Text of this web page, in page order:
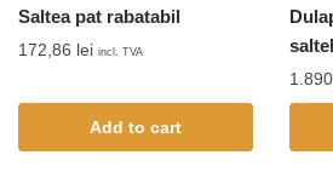
Saltea pat rabatabil
172,86 lei incl. TVA
Add to cart